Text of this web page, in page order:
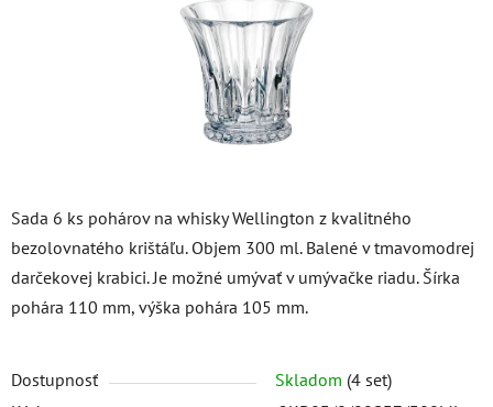
Sada 6 ks pohárov na whisky Wellington z kvalitného
bezolovnatého krištáľu. Objem 300 ml. Balené v tmavomodrej
darčekovej krabici. Je možné umývať v umývačke riadu. Šírka
pohára 110 mm, výška pohára 105 mm.
Dostupnosť Skladom (4 set)